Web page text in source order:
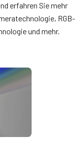
erfahren Sie mehr
RGB-
und mehr.